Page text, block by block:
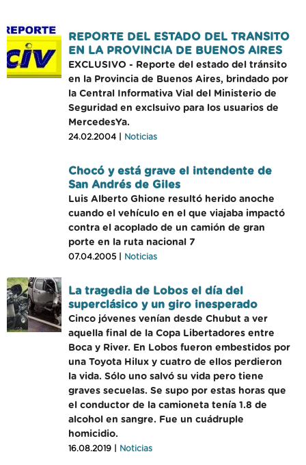
REPORTE DEL ESTADO DEL TRANSITO
EN LA PROVINCIA DE BUENOS AIRES
EXCLUSIVO - Reporte del estado del tránsito
en la Provincia de Buenos Aires, brindado por
la Central Informativa Vial del Ministerio de
Seguridad en exclsuivo para los usuarios de
MercedesYa.
24.02.2004 | Noticias
Chocó y está grave el intendente de
San Andrés de Giles
Luis Alberto Ghione resultó herido anoche
cuando el vehículo en el que viajaba impactó
contra el acoplado de un camión de gran
porte en la ruta nacional 7
07.04.2005 | Noticias
La tragedia de Lobos el día del
superclásico y un giro inesperado
Cinco jóvenes venían desde Chubut a ver
aquella final de la Copa Libertadores entre
Boca y River. En Lobos fueron embestidos por
una Toyota Hilux y cuatro de ellos perdieron
la vida. Sólo uno salvó su vida pero tiene
graves secuelas. Se supo por estas horas que
el conductor de la camioneta tenía 1.8 de
alcohol en sangre. Fue un cuádruple
homicidio.
16.08.2019 | Noticias